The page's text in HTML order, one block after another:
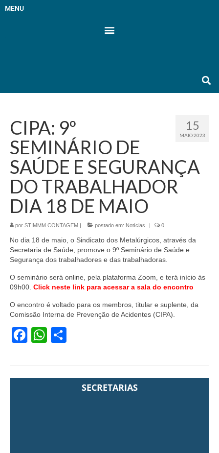
MENU
15
MAIO 2023
CIPA: 9º
SEMINÁRIO DE
SAÚDE E SEGURANÇA
DO TRABALHADOR
DIA 18 DE MAIO
por STIMMM CONTAGEM | postado em: Notícias | 0
No dia 18 de maio, o Sindicato dos Metalúrgicos, através da
Secretaria de Saúde, promove o 9º Seminário de Saúde e
Segurança dos trabalhadores e das trabalhadoras.
O seminário será online, pela plataforma Zoom, e terá início às
09h00. Click neste link para acessar a sala do encontro
O encontro é voltado para os membros, titular e suplente, da
Comissão Interna de Prevenção de Acidentes (CIPA).
Facebook
WhatsApp
SECRETARIAS